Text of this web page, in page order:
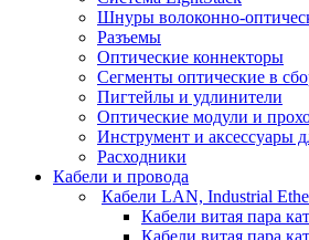
Шнуры волоконно-
Разъемы
Оптические коннекторы
Сегменты оптические в
Пигтейлы и удлинители
Оптические модули и
Инструмент и аксессуары
Расходники
Кабели и провода
Кабели LAN, Industrial
Кабели витая пара
Кабели витая пара